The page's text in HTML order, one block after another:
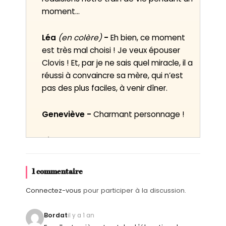
moment…
Léa (en colère)- Eh bien, ce moment
est très mal choisi ! Je veux épouser
Clovis ! Et, par je ne sais quel miracle, il a
réussi à convaincre sa mère, qui n’est
pas des plus faciles, à venir dîner.
Geneviève - Charmant personnage !
Léa -Elle est P.-D.G. des usines Bareuil.
Geneviève -
Léa -Mais si ! Les plastiques Bareuil !
Geneviève -Non ! Toujours pas !
1 commentaire
Connectez-vous pour participer à la discussion.
Bordatil y a 1 an